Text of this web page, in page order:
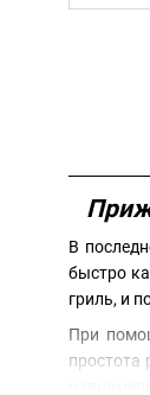
В
быстро
гриль, и
При
простота